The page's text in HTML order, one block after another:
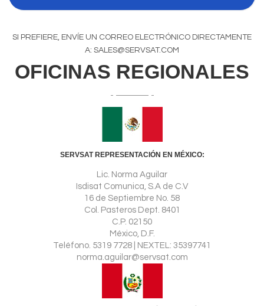
SI PREFIERE, ENVÍE UN CORREO ELECTRÓNICO DIRECTAMENTE
A: SALES@SERVSAT.COM
OFICINAS REGIONALES
SERVSAT REPRESENTACIÓN EN MÉXICO:
Lic. Norma Aguilar
Isdisat Comunica, S.A de C.V
16 de Septiembre No. 58
Col. Pasteros Dept. 8401
C.P. 02150
México, D.F.
Teléfono. 5319 7728 | NEXTEL: 35397741
norma.aguilar@servsat.com